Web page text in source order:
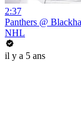
2:37
Panthers @
NHL
il y a 5 ans